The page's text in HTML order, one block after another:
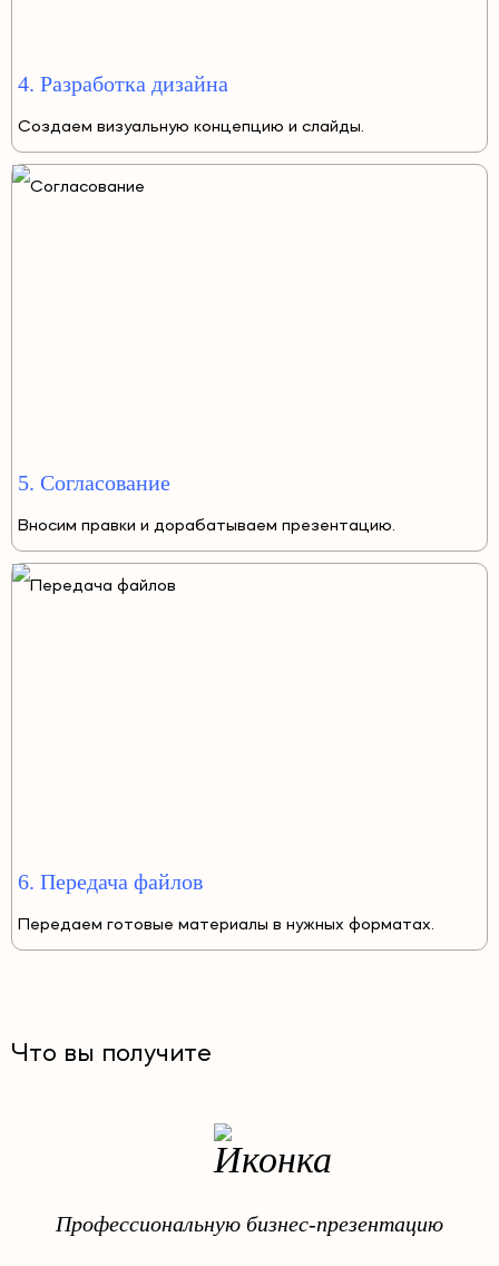
4. Разработка дизайна
Создаем визуальную концепцию и слайды.
5. Согласование
Вносим правки и дорабатываем презентацию.
6. Передача файлов
Передаем готовые материалы в нужных форматах.
Что вы получите
Профессиональную бизнес-презентацию